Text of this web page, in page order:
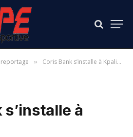
» Coris Bank s’installe à Kpalimé !
à